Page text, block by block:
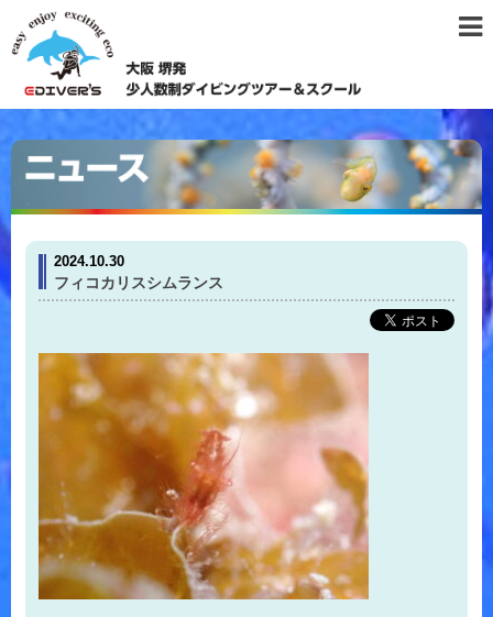
2024.10.30
フィコカリスシムランス